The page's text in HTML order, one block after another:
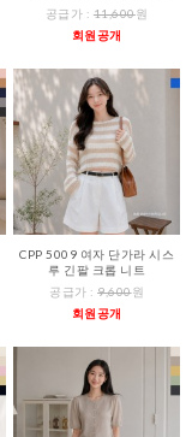
공급가 : 11,600원
회원공개
CPP 5009 여자 단가라 시스
루 긴팔 크롭 니트
공급가 :9,600원
회원공개